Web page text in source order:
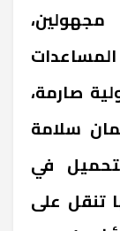
مجهولين،
المساعدات
صارمة،
سلامة
في
تنقل على